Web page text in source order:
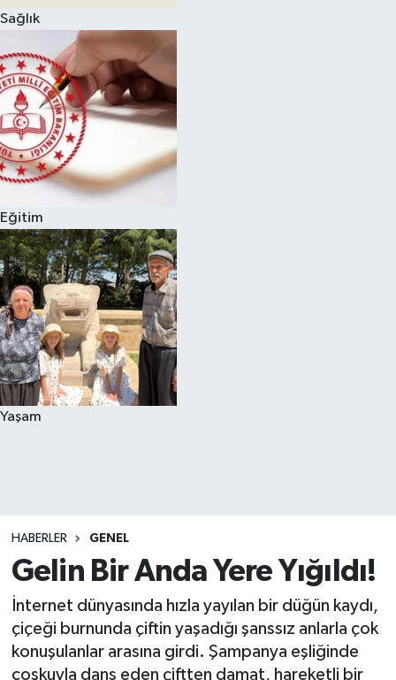
Sağlık
Eğitim
Yaşam
HABERLER GENEL
Gelin Bir Anda Yere Yığıldı!
İnternet dünyasında hızla yayılan bir düğün kaydı,
çiçeği burnunda çiftin yaşadığı şanssız anlarla çok
konuşulanlar arasına girdi. Şampanya eşliğinde
coşkuyla dans eden çiftten damat, hareketli bir